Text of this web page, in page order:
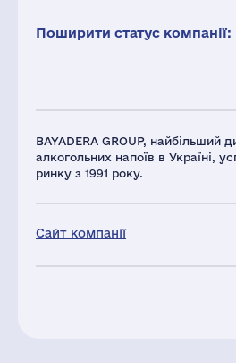
BAYADERA GROUP, найбільший
алкогольних напоїв в Україні,
ринку з 1991 року.
Сайт компанії
Поширити статус компанії: